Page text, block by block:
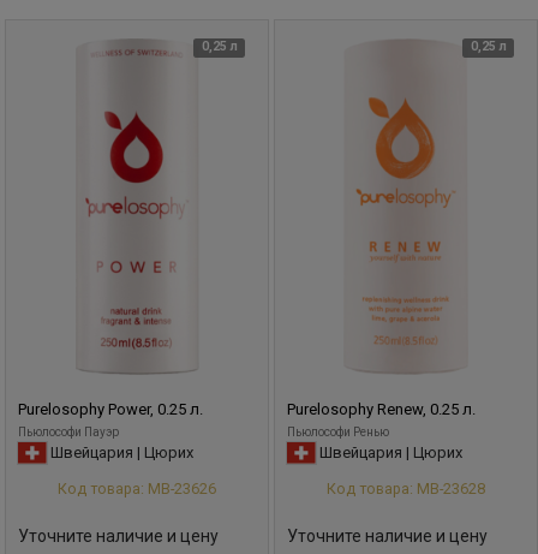
0,25 л
Purelosophy Power, 0.25 л.
Пьюлософи Пауэр
Швейцария | Цюрих
Код товара: МВ-23626
Уточните наличие и цену
0,25 л
Purelosophy Renew, 0.25 л.
Пьюлософи Ренью
Швейцария | Цюрих
Код товара: МВ-23628
Уточните наличие и цену